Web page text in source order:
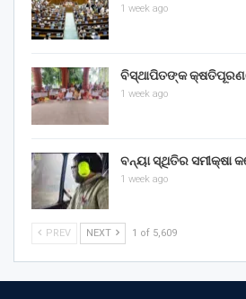
1 week ago
ବିସ୍ଥାପିତଙ୍କ
1 week ago
ବନ୍ୟା ସ୍ଥିତିର ସମୀକ୍ଷା
1 week ago
PREV NEXT 1 of 5,609